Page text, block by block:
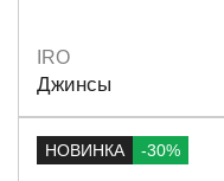
Размеры
IRO
Джинсы
НОВИНКА -30%